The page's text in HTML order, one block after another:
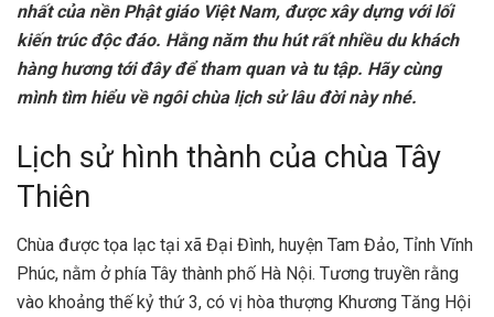
nhất của nền Phật giáo Việt Nam, được xây dựng với lối
kiến trúc độc đáo. Hằng năm thu hút rất nhiều du khách
hàng hương tới đây để tham quan và tu tập. Hãy cùng
mình tìm hiểu về ngôi chùa lịch sử lâu đời này nhé.
Lịch sử hình thành của chùa Tây
Thiên
Chùa được tọa lạc tại xã Đại Đình, huyện Tam Đảo, Tỉnh Vĩnh
Phúc, nằm ở phía Tây thành phố Hà Nội. Tương truyền rằng
vào khoảng thế kỷ thứ 3, có vị hòa thượng Khương Tăng Hội